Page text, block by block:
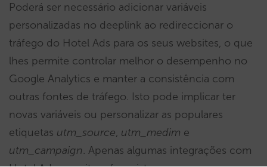
Poderá ser necessário adicionar variáveis
personalizadas no deeplink ao redireccionar o
tráfego do Hotel Ads para os seus websites, o que
lhes permite controlar melhor o desempenho no
Google Analytics e manter a consistência com
outras fontes de tráfego. Isto pode implicar ter
novas variáveis ou personalizar as populares
etiquetas utm_source, utm_medim e
utm_campaign. Apenas algumas integrações com